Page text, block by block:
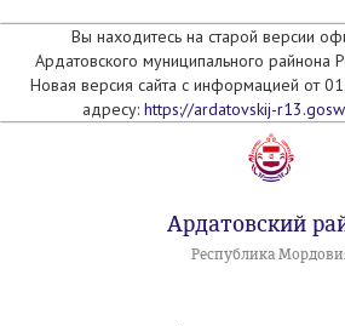
Вы находитесь на старой версии
Ардатовского муниципального райнона
Новая версия сайта с информацией от
адресу: https://ardatovskij-
Ардатовский
Республика